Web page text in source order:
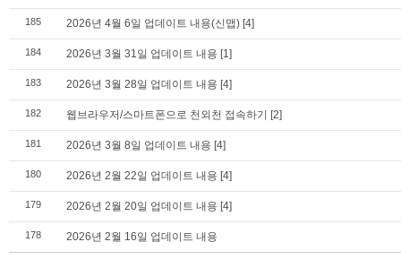
185 2026년 4월 6일 업데이트 내용(신맵) [4]
184 2026년 3월 31일 업데이트 내용 [1]
183 2026년 3월 28일 업데이트 내용 [4]
182 웹브라우저/스마트폰으로 천외천 접속하기 [2]
181 2026년 3월 8일 업데이트 내용 [4]
180 2026년 2월 22일 업데이트 내용 [4]
179 2026년 2월 20일 업데이트 내용 [4]
178 2026년 2월 16일 업데이트 내용